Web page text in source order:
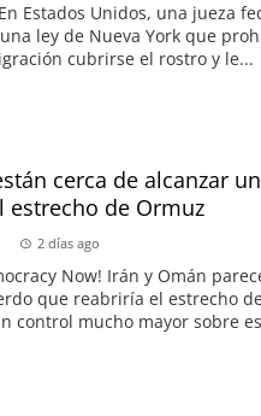
Estados Unidos, una jueza
ley de Nueva York que
cubrirse el rostro y le...
cerca de alcanzar
estrecho de Ormuz
2 días ago
Now! Irán y Omán
que reabriría el estrecho
control mucho mayor sobre